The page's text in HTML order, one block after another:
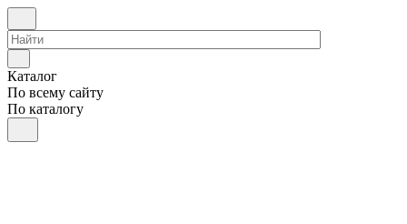
Каталог
По всему сайту
По каталогу